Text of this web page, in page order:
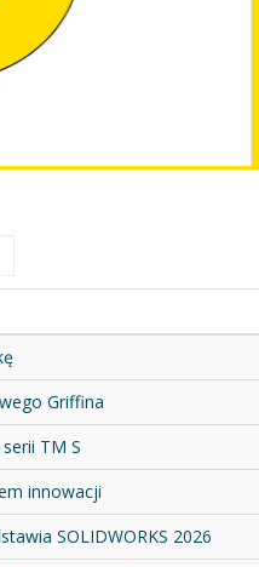
Griffina
TM S
innowacji
SOLIDWORKS 2026